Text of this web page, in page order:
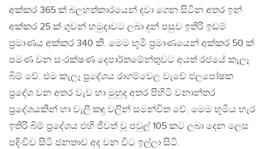
අක්කර 365 ක් බලහත්කාරයෙන් දවා ගෙන සිටින අතර ඉන්
අක්කර 25 ක් ගුවන් හමුදාවට ලබා දුන් පසුව ඉතිරි ඉඩම්
ප‍්‍රමාණය අක්කර 340 කි. මෙම භූමි ප‍්‍රමාණයෙන් අක්කර 50 ක්
පමණ වන සංරක්ෂණ දෙපාර්තමේන්තුවට අයත් රජයේ කැලෑ
බිම් වේ. එම කැලෑ ප‍්‍රදේශය රාගම්වෙල වැවේ ජලපෝෂක
ප‍්‍රදේශ වන අතර වැව හා මුහුද අතර පිහිටි වනාන්තර
ප‍්‍රදේශයකින් හා වැලි කඳු වලින් සමන්විත වේ. මෙම භූමිය හැර
ඉතිරි බිම් ප‍්‍රදේශය එහි ජීවත් වූ පවුල් 105 කට ලබා දෙන ලෙස
පදිංචිව සිටි ජනතාව අද වන විට ඉල්ලා සිටී.